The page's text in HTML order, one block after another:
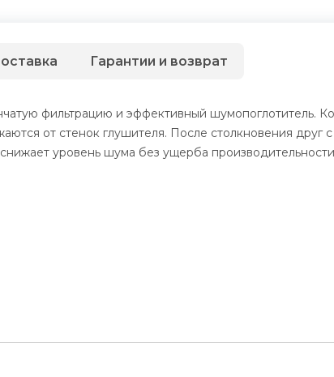
фильтрацию и эффективный шумопоглотитель.
от стенок глушителя. После столкновения друг
уровень шума без ущерба
Гарантии и возврат